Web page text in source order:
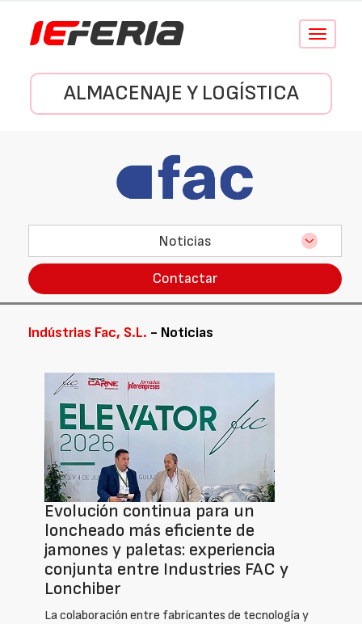
Conmutar
ALMACENAJE Y LOGÍSTICA
Noticias
Contactar
Indústrias Fac, S.L. - Noticias
Evolución continua para un
loncheado más eficiente de
jamones y paletas: experiencia
conjunta entre Industries FAC y
Lonchiber
La colaboración entre fabricantes de tecnología y